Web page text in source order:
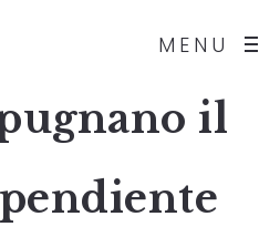
MENU
il